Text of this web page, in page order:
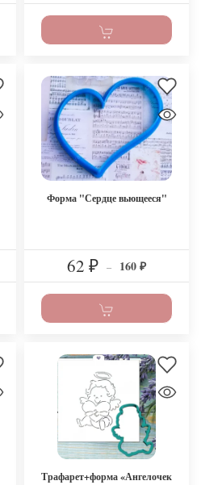
Форма "Сердце вьющееся"
62 ₽ – 160 ₽
Трафарет+форма «Ангелочек